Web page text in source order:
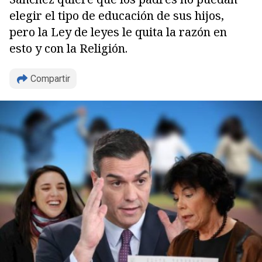
elegir el tipo de educación de sus hijos,
pero la Ley de leyes le quita la razón en
esto y con la Religión.
Compartir
Copiar